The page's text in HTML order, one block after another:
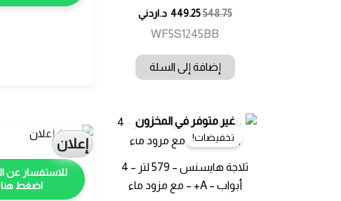
548.75
449.25 د.اردني
WF5S1245BB
إضافة إلى السلة
غير متوفر في المخزون
تخفيضات!
ثلاجة هايسنس – 579 لتر – 4
أبواب – A+ – مع مزود ماء
إعلان
اضغط هنا